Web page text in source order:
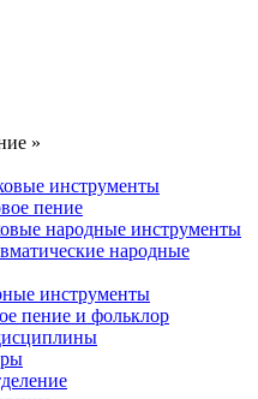
»
инструменты
пение
народные инструменты
народные
инструменты
пение и фольклор